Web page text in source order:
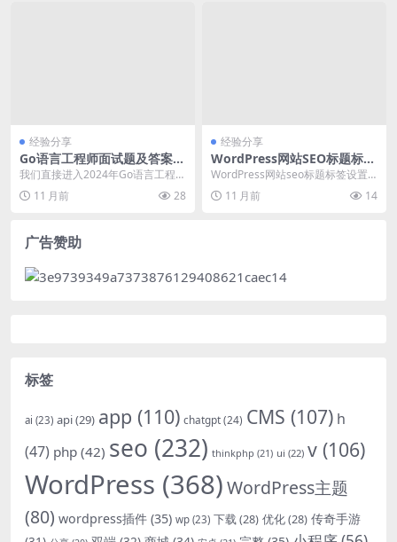
经验分享
Go语言工程师面试题及答案汇
总 2024
我们直接进入2024年Go语言工程师
的核心面试考点。以下是经过验证
的、高频出现的...
11 月前 28
经验分享
WordPress网站SEO标题标签
设置方法详解
WordPress网站seo标题标签设置
是网站优化的关键步骤之一，直接
影响搜索引...
11 月前 14
广告赞助
标签
ai (23) api(29) app (110) chatgpt(24) CMS (107) h
(47) php (42) seo (232) thinkphp (21) ui (22) v (106)
WordPress (368)WordPress主题
(80) wordpress插件 (35) wp (23) 下载(28) 优化(28) 传奇手游